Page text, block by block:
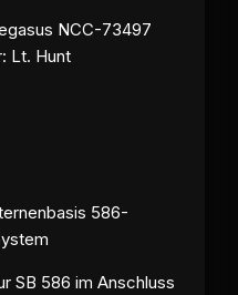
NCC-73497
Lt. Hunt
586-
SB 586 im Anschluss